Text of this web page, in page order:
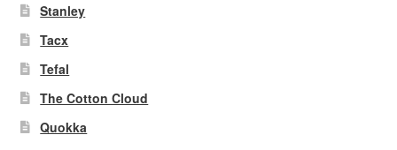
Stanley
Tacx
Tefal
The Cotton Cloud
Quokka